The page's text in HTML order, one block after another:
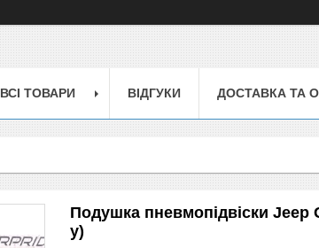
ВСІ ТОВАРИ ВІДГУКИ ДОСТАВКА ТА
Подушка пневмопідвіски Jeep
у)